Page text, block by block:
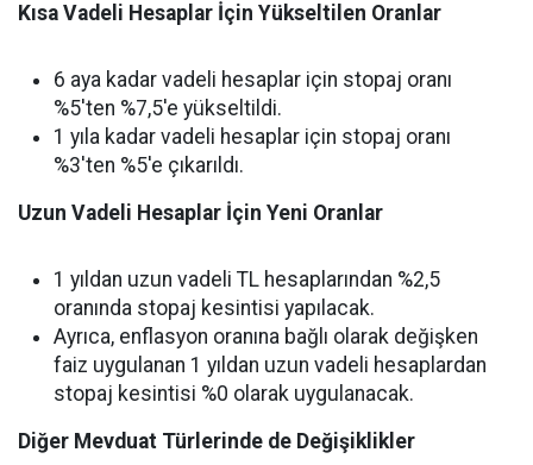
Kısa Vadeli Hesaplar İçin Yükseltilen Oranlar
6 aya kadar vadeli hesaplar için stopaj oranı
%5'ten %7,5'e yükseltildi.
1 yıla kadar vadeli hesaplar için stopaj oranı
%3'ten %5'e çıkarıldı.
Uzun Vadeli Hesaplar İçin Yeni Oranlar
1 yıldan uzun vadeli TL hesaplarından %2,5
oranında stopaj kesintisi yapılacak.
Ayrıca, enflasyon oranına bağlı olarak değişken
faiz uygulanan 1 yıldan uzun vadeli hesaplardan
stopaj kesintisi %0 olarak uygulanacak.
Diğer Mevduat Türlerinde de Değişiklikler